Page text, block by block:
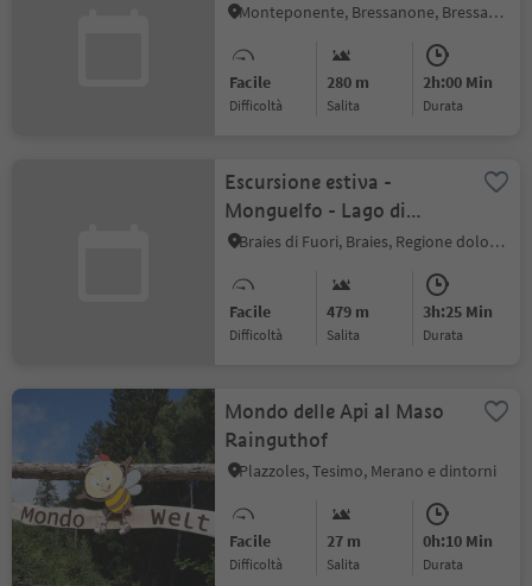
Monteponente, Bressanone, Bressanone e dintorni
Facile
Difficoltà
280 m
Salita
2h:00 Min
durata
Escursione estiva -
Monguelfo - Lago di
Braies
Braies di Fuori, Braies, Regione dolomitica 3 Cime
Facile
Difficoltà
479 m
Salita
3h:25 Min
durata
Mondo delle Api al Maso
Rainguthof
Plazzoles, Tesimo, Merano e dintorni
Facile
Difficoltà
27 m
Salita
0h:10 Min
durata